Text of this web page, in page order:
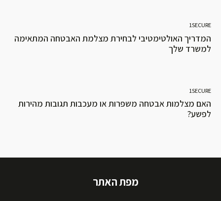
1SECURE
המדריך האולטימטיבי לבחירת מצלמת האבטחה המתאימה
למשרד שלך
1SECURE
האם מצלמות אבטחה משפרות או מעכבות תגובות מהירות
לפשע?
מפת האתר